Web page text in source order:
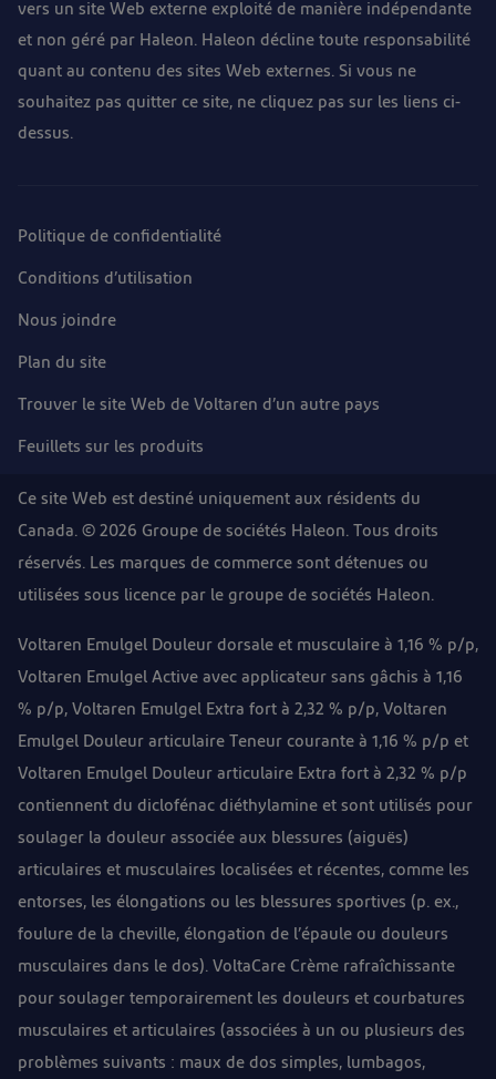
vers un site Web externe exploité de manière indépendante
et non géré par Haleon. Haleon décline toute responsabilité
quant au contenu des sites Web externes. Si vous ne
souhaitez pas quitter ce site, ne cliquez pas sur les liens ci-
dessus.
Politique de confidentialité
Conditions d’utilisation
Nous joindre
Plan du site
Trouver le site Web de Voltaren d’un autre pays
Feuillets sur les produits
Ce site Web est destiné uniquement aux résidents du
Canada. © 2026 Groupe de sociétés Haleon. Tous droits
réservés. Les marques de commerce sont détenues ou
utilisées sous licence par le groupe de sociétés Haleon.
Voltaren Emulgel Douleur dorsale et musculaire à 1,16 % p/p,
Voltaren Emulgel Active avec applicateur sans gâchis à 1,16
% p/p, Voltaren Emulgel Extra fort à 2,32 % p/p, Voltaren
Emulgel Douleur articulaire Teneur courante à 1,16 % p/p et
Voltaren Emulgel Douleur articulaire Extra fort à 2,32 % p/p
contiennent du diclofénac diéthylamine et sont utilisés pour
soulager la douleur associée aux blessures (aiguës)
articulaires et musculaires localisées et récentes, comme les
entorses, les élongations ou les blessures sportives (p. ex.,
foulure de la cheville, élongation de l’épaule ou douleurs
musculaires dans le dos). VoltaCare Crème rafraîchissante
pour soulager temporairement les douleurs et courbatures
musculaires et articulaires (associées à un ou plusieurs des
problèmes suivants : maux de dos simples, lumbagos,